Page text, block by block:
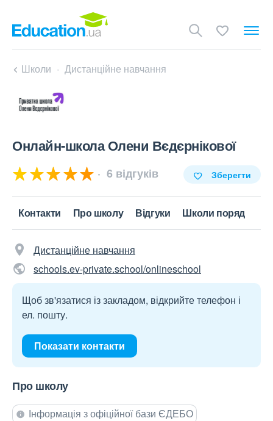
Школи Дистанційне навчання
Онлайн-школа Олени Вєдєрнікової
6 відгуків Зберегти
Контакти Про школу Відгуки Школи поряд
Дистанційне навчання
schools.ev-private.school/onlineschool
Щоб зв'язатися із закладом, відкрийте телефон і
ел. пошту.
Показати контакти
Про школу
Інформація з офіційної бази ЄДЕБО